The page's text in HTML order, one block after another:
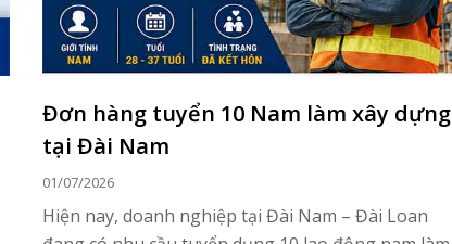
Đơn hàng tuyển 10 Nam làm xây dựng
tại Đài Nam
01/07/2026
Hiện nay, doanh nghiệp tại Đài Nam – Đài Loan